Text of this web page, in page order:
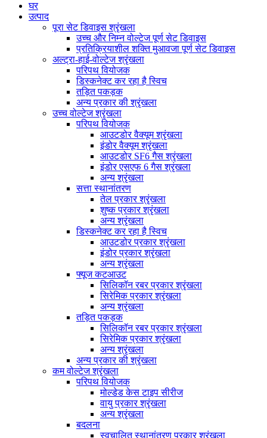
घर
उत्पाद
पूरा सेट डिवाइस श्रृंखला
उच्च और निम्न वोल्टेज पूर्ण सेट डिवाइस
प्रतिक्रियाशील शक्ति मुआवजा पूर्ण सेट डिवाइस
अल्ट्रा-हाई-वोल्टेज श्रृंखला
परिपथ वियोजक
डिस्कनेक्ट कर रहा है स्विच
तड़ित पकड़क
अन्य प्रकार की श्रृंखला
उच्च वोल्टेज श्रृंखला
परिपथ वियोजक
आउटडोर वैक्यूम श्रृंखला
इंडोर वैक्यूम श्रृंखला
आउटडोर SF6 गैस श्रृंखला
इंडोर एसएफ 6 गैस श्रृंखला
अन्य श्रृंखला
सत्ता स्थानांतरण
तेल प्रकार श्रृंखला
शुष्क प्रकार श्रृंखला
अन्य श्रृंखला
डिस्कनेक्ट कर रहा है स्विच
आउटडोर प्रकार श्रृंखला
इंडोर प्रकार श्रृंखला
अन्य श्रृंखला
फ्यूज कटआउट
सिलिकॉन रबर प्रकार श्रृंखला
सिरेमिक प्रकार श्रृंखला
अन्य श्रृंखला
तड़ित पकड़क
सिलिकॉन रबर प्रकार श्रृंखला
सिरेमिक प्रकार श्रृंखला
अन्य श्रृंखला
अन्य प्रकार की श्रृंखला
कम वोल्टेज श्रृंखला
परिपथ वियोजक
मोल्डेड केस टाइप सीरीज
वायु प्रकार श्रृंखला
अन्य श्रृंखला
बदलना
स्वचालित स्थानांतरण प्रकार श्रृंखला